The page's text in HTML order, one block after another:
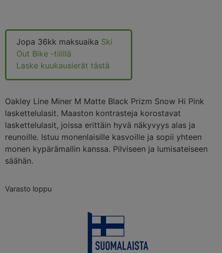
Jopa 36kk maksuaika Ski
Out Bike -tilillä
Laske kuukausierät tästä
Oakley Line Miner M Matte Black Prizm Snow Hi Pink
laskettelulasit. Maaston kontrasteja korostavat
laskettelulasit, joissa erittäin hyvä näkyvyys alas ja
reunoille. Istuu monenlaisille kasvoille ja sopii yhteen
monen kypärämallin kanssa. Pilviseen ja lumisateiseen
säähän.
Varasto loppu